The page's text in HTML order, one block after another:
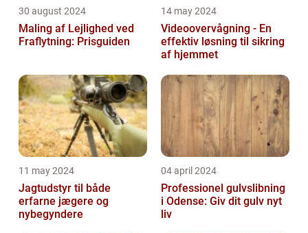
30 august 2024
Maling af Lejlighed ved
Fraflytning: Prisguiden
14 may 2024
Videoovervågning - En
effektiv løsning til sikring
af hjemmet
11 may 2024
Jagtudstyr til både
erfarne jægere og
nybegyndere
04 april 2024
Professionel gulvslibning
i Odense: Giv dit gulv nyt
liv